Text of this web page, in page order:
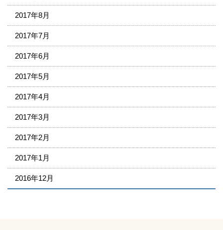
2017年8月
2017年7月
2017年6月
2017年5月
2017年4月
2017年3月
2017年2月
2017年1月
2016年12月